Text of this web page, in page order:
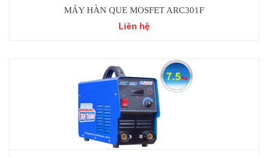
MÁY HÀN QUE MOSFET ARC301F
Liên hệ